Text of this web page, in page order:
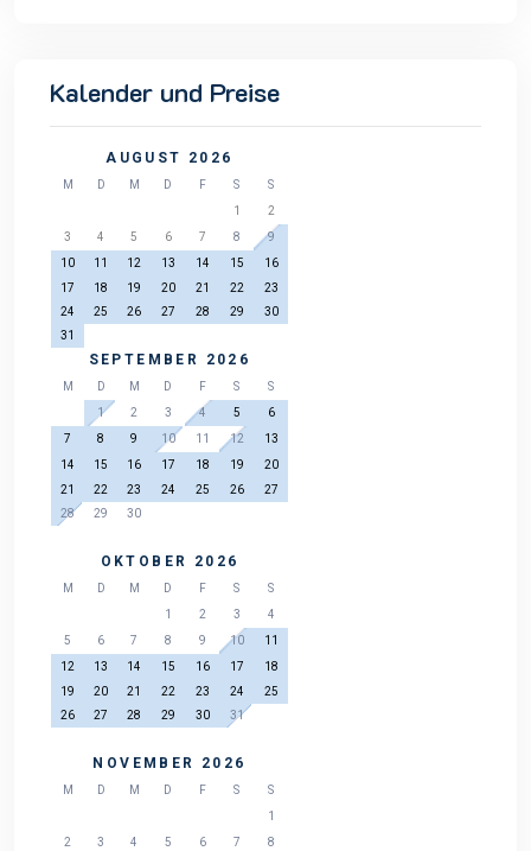
Kalender und Preise
AUGUST 2026
M D M D F S
S
1
2
3
4 5 6 7 8
9
10
11 12 13 14 15
16
17
18 19 20 21 22
23
24
25 26 27 28 29
30
31
SEPTEMBER 2026
M D M D F S
S
1
2 3 4 5
6
7
8 9 10 11 12
13
14
15 16 17 18 19
20
21
22 23 24 25 26
27
28
29 30
OKTOBER 2026
M D M D F S
S
1
2 3
4
5
6 7 8 9 10
11
12
13 14 15 16 17
18
19
20 21 22 23 24
25
26
27 28 29 30 31
NOVEMBER 2026
M D M D F S
S
1
2
3 4 5 6 7 8